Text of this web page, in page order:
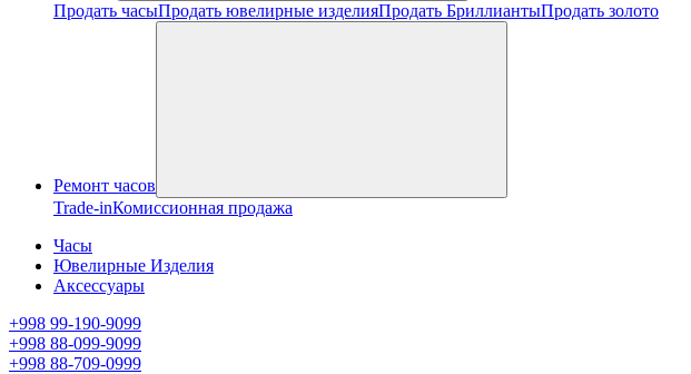
Продать часыПродать ювелирные изделияПродать БриллиантыПродать золото
Ремонт часов
Trade-inКомиссионная продажа
Часы
Ювелирные Изделия
Аксессуары
+998 99-190-9099
+998 88-099-9099
+998 88-709-0999